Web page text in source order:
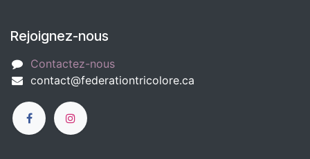
Rejoignez-nous
Contactez-nous
c​ontact@federationtricolore.ca